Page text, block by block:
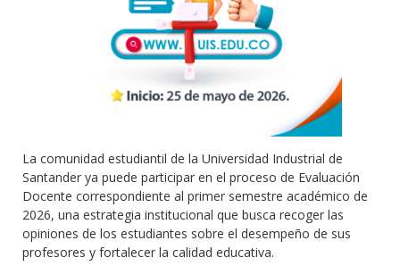
La comunidad estudiantil de la Universidad Industrial de
Santander ya puede participar en el proceso de Evaluación
Docente correspondiente al primer semestre académico de
2026, una estrategia institucional que busca recoger las
opiniones de los estudiantes sobre el desempeño de sus
profesores y fortalecer la calidad educativa.